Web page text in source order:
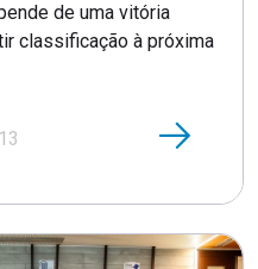
de uma vitória
classificação à próxima